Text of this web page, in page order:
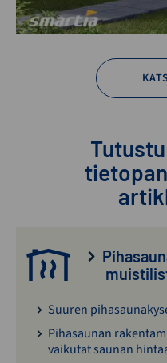
Suuren
Pihasaunan
vaikutat saunan